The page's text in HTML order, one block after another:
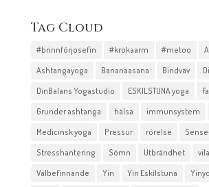
Tag Cloud
#brinnförjosefin #krokaarm #metoo
Ashtangayoga
Bananaasana Bindväv
DinBalans Yogastudio
ESKILSTUNA yoga
Grunder ashtanga
hälsa immunsystem
Medicinsk yoga
Pressur rörelse
Stresshantering
Sömn Utbrändhet
vila
Välbefinnande
Yin Yin Eskilstuna